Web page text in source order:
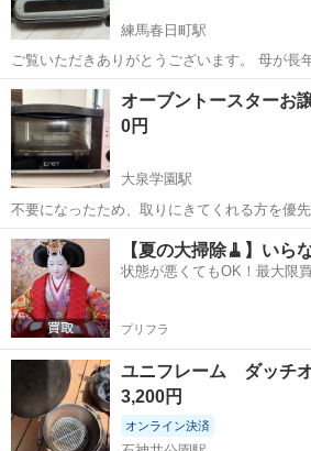
練馬春日町駅
ご覧いただきありがとうございます。 母が長年大切に使っておりまし
たが、より手軽な電子レンジ専用調理器具へ
します。 毎朝の朝食の焼き魚にとても重宝していた
の状態】 動...
東京 練馬区 練馬春日町駅 キッチ
オーブントースターお
0円
大泉学園駅
不要になったため、取りにきてくれる方を優
区大泉エリア). ピンクが可愛いという理由だけで購入しました(笑) 使
用感かなりありますが、問題なく使用できます。 お気軽にお問
せください☺︎
東京 練馬区 大泉学園駅 キッチン
【夏の大掃除🧹】いら
状態が悪くてもOK！最大限
プリフラ
ユニフレーム ダッチ
3,200円
オンライン決済